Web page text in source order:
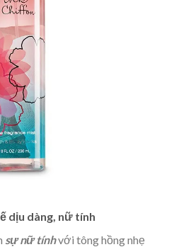
dịu dàng, nữ tính
sự nữtínhvới tông hồng nhẹ